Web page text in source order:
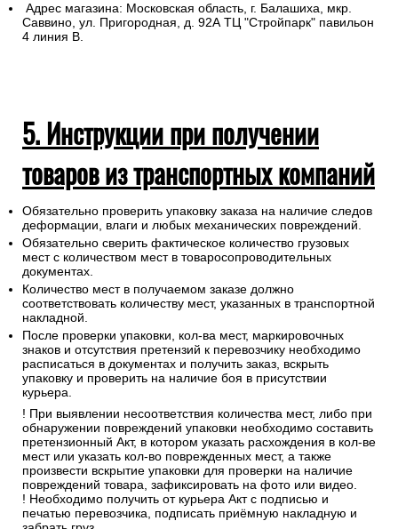
Адрес магазина: Московская область, г. Балашиха, мкр.
Саввино, ул. Пригородная, д. 92А ТЦ "Стройпарк" павильон
4 линия В.
5. Инструкции при получении
товаров из транспортных компаний
Обязательно проверить упаковку заказа на наличие следов
деформации, влаги и любых механических повреждений.
Обязательно сверить фактическое количество грузовых
мест с количеством мест в товаросопроводительных
документах.
Количество мест в получаемом заказе должно
соответствовать количеству мест, указанных в транспортной
накладной.
После проверки упаковки, кол-ва мест, маркировочных
знаков и отсутствия претензий к перевозчику необходимо
расписаться в документах и получить заказ, вскрыть
упаковку и проверить на наличие боя в присутствии
курьера.
! При выявлении несоответствия количества мест, либо при
обнаружении повреждений упаковки необходимо составить
претензионный Акт, в котором указать расхождения в кол-ве
мест или указать кол-во поврежденных мест, а также
произвести вскрытие упаковки для проверки на наличие
повреждений товара, зафиксировать на фото или видео.
! Необходимо получить от курьера Акт с подписью и
печатью перевозчика, подписать приёмную накладную и